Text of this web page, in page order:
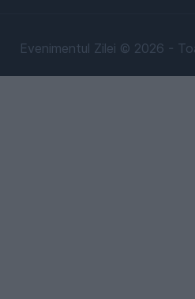
Evenimentul Zilei © 2026 -